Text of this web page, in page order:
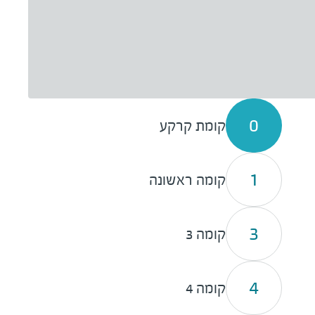
קומת קרקע 0
קומה ראשונה 1
קומה 3 3
קומה 4 4